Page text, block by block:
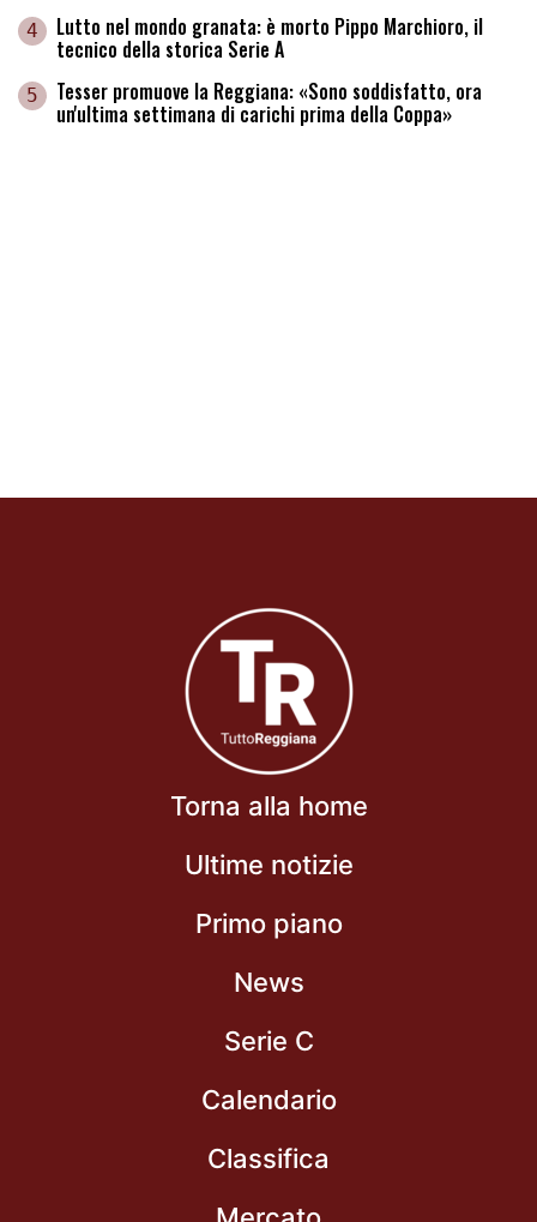
4 Lutto nel mondo granata: è morto Pippo Marchioro, il
tecnico della storica Serie A
5 Tesser promuove la Reggiana: «Sono soddisfatto, ora
un'ultima settimana di carichi prima della Coppa»
Torna alla home
Ultime notizie
Primo piano
News
Serie C
Calendario
Classifica